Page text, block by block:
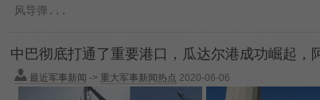
风导弹...
中巴彻底打通了重要港口，瓜达尔港成功崛起，
最近军事新闻 -> 重大军事新闻热点 2020-06-06